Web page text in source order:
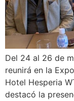
Del 24 al 26 de
reunirá en la
Hotel Hesperia
destacó la